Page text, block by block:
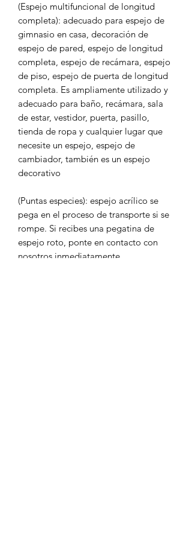
(Espejo multifuncional de longitud
completa): adecuado para espejo de
gimnasio en casa, decoración de
espejo de pared, espejo de longitud
completa, espejo de recámara, espejo
de piso, espejo de puerta de longitud
completa. Es ampliamente utilizado y
adecuado para baño, recámara, sala
de estar, vestidor, puerta, pasillo,
tienda de ropa y cualquier lugar que
necesite un espejo, espejo de
cambiador, también es un espejo
decorativo
(Puntas especies): espejo acrílico se
pega en el proceso de transporte si se
rompe. Si recibes una pegatina de
espejo roto, ponte en contacto con
nosotros inmediatamente